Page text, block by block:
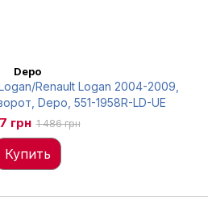
Depo
Renault Logan 2004-2009,
Depo, 551-1958R-LD-UE
грн 1 486 грн
Купить